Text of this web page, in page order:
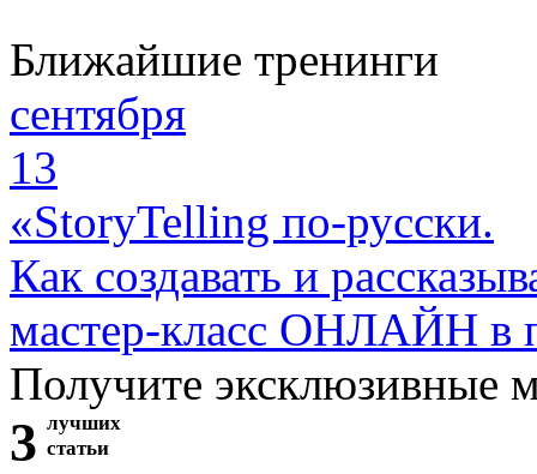
Ближайшие тренинги
сентября
13
«StoryTelling по-русски.
Как создавать и
мастер-класс ОНЛАЙН в
Получите эксклюзивные
3 лучших
статьи